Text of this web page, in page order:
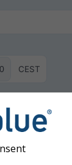
CEST